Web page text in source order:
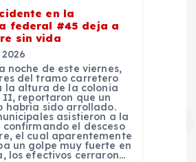
en la
federal #45 deja a
sin vida
noche de este viernes,
del tramo carretero
la altura de la colonia
II, reportaron que un
habría sido arrollado.
asistieron a la
el desceso
el cual aparentemente
un golpe muy fuerte en
los efectivos cerraron…